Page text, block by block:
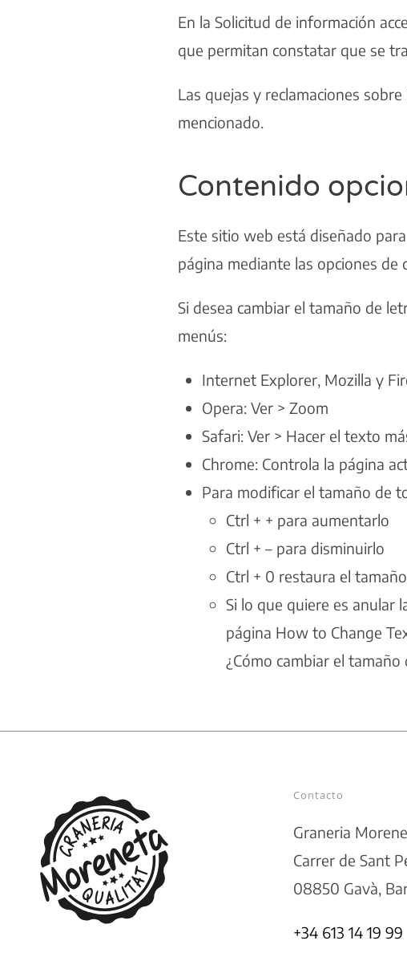
En la Solicitud de información
que permitan constatar que se
Las quejas y reclamaciones
mencionado.
Contenido
Este sitio web está diseñado
página mediante las opciones
Si desea cambiar el tamaño de
menús:
Internet Explorer, Mozilla y
Opera: Ver > Zoom
Safari: Ver > Hacer el texto
Chrome: Controla la página
Para modificar el tamaño de
Ctrl + + para aumentarlo
Ctrl + – para disminuirlo
Ctrl + 0 restaura el
Si lo que quiere es anular
página How to Change
¿Cómo cambiar el
Contacto
Graneria
Carrer de Sant
08850 Gavà,
+34 613 14 19 99